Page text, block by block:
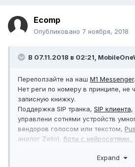
Ecomp
Опубликовано 7 ноября, 2018
В 07.11.2018 в 02:21,
Переползайте на наш M1 Messenger.
Нет реги по номеру в принципе, не
записную книжку.
Поддержка SIP транка, SIP клиента,
управлени сотнями устройств
вендоров голосом или текстом,
аналог Zello), боты с нейросетями,
создать свой открытый, закрытый
Expand